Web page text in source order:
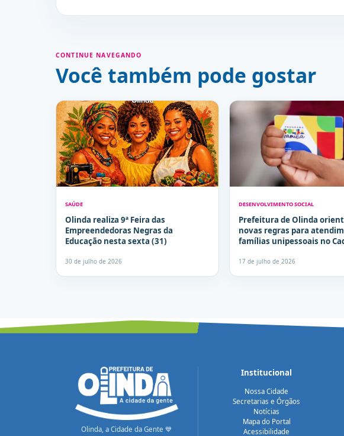
CONTINUE NAVEGANDO
Você também pode gostar
SAÚDE
Olinda realiza 9ª Feira das
Empreendedoras Negras da
Educação nesta sexta (31)
30 de julho de 2026
DESENVOLVIMENTO SOCIAL
Prefeitura de Olinda
novas regras para
famílias unipessoais no
17 de julho de 2026
Olinda, a Cidade da Gente 💙
Institucional
Nossa Cidade
Secretarias e Órgãos
Notícias
Mapa do Portal
Acessibilidade